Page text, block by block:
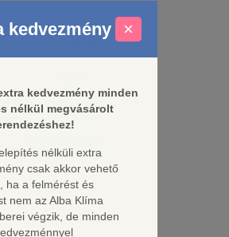
Bruttó ár:
már 1db-tól!
Katt ide!
Ingyenes kiszállítás
kedvezmény ×
kedvezmény minden
nélkül megvásárolt
nélküli extra
csak akkor vehető
ha a felmérést és
nem az Alba Klíma
végzik, de minden